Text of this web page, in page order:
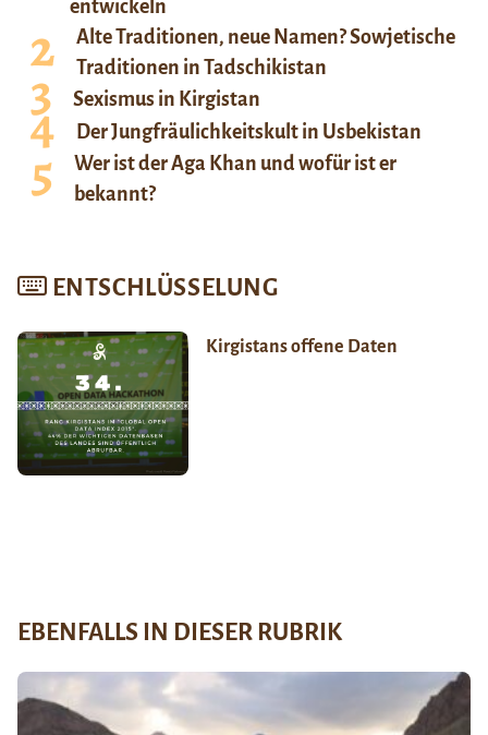
entwickeln
Alte Traditionen, neue Namen? Sowjetische
Traditionen in Tadschikistan
Sexismus in Kirgistan
Der Jungfräulichkeitskult in Usbekistan
Wer ist der Aga Khan und wofür ist er
bekannt?
ENTSCHLÜSSELUNG
Kirgistans offene Daten
EBENFALLS IN DIESER RUBRIK